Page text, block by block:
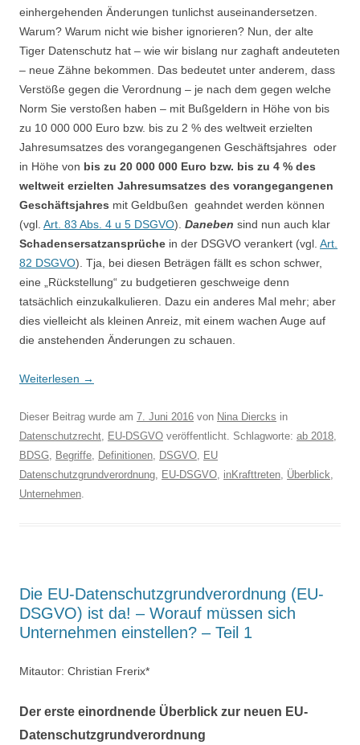
einhergehenden Änderungen tunlichst auseinandersetzen.
Warum? Warum nicht wie bisher ignorieren? Nun, der alte
Tiger Datenschutz hat – wie wir bislang nur zaghaft andeuteten
– neue Zähne bekommen. Das bedeutet unter anderem, dass
Verstöße gegen die Verordnung – je nach dem gegen welche
Norm Sie verstoßen haben – mit Bußgeldern in Höhe von bis
zu 10 000 000 Euro bzw. bis zu 2 % des weltweit erzielten
Jahresumsatzes des vorangegangenen Geschäftsjahres oder
in Höhe von bis zu 20 000 000 Euro bzw. bis zu 4 % des
weltweit erzielten Jahresumsatzes des vorangegangenen
Geschäftsjahres mit Geldbußen geahndet werden können
(vgl. Art. 83 Abs. 4 u 5 DSGVO). Daneben sind nun auch klar
Schadensersatzansprüche in der DSGVO verankert (vgl. Art.
82 DSGVO). Tja, bei diesen Beträgen fällt es schon schwer,
eine „Rückstellung“ zu budgetieren geschweige denn
tatsächlich einzukalkulieren. Dazu ein anderes Mal mehr; aber
dies vielleicht als kleinen Anreiz, mit einem wachen Auge auf
die anstehenden Änderungen zu schauen.
Weiterlesen →
Dieser Beitrag wurde am 7. Juni 2016 von Nina Diercks in
Datenschutzrecht, EU-DSGVO veröffentlicht. Schlagworte: ab 2018,
BDSG, Begriffe, Definitionen, DSGVO, EU
Datenschutzgrundverordnung, EU-DSGVO, inKrafttreten, Überblick,
Unternehmen.
Die EU-Datenschutzgrundverordnung (EU-
DSGVO) ist da! – Worauf müssen sich
Unternehmen einstellen? – Teil 1
Mitautor: Christian Frerix*
Der erste einordnende Überblick zur neuen EU-
Datenschutzgrundverordnung